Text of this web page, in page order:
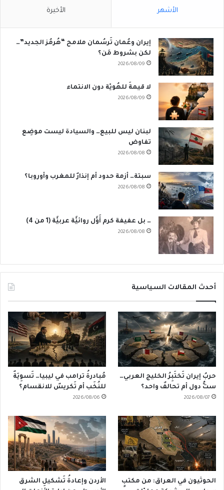
الأشهر الأخيرة
إيران وعُمان تَرسُمان ملامح “هُرمُز الجديد”…
لكن بشروط مَن؟
2026/08/09
لا قيمةَ للهُويّة دون الانتماء
2026/08/09
لبنان ليس للبيع… والسيادة ليست موضِع
تفاوض
2026/08/08
سبتة… أزمة حدود أم إنذارٌ للمغرب وأوروبا؟
2026/08/08
… بل عفيفة كرم أَوَّل روائيَّة عربيَّة (1 من 4)
2026/08/08
أحدث المقالات السياسية
حربُ إيران تَختَبِرُ الخليج العربي…
ستُّ دول أم تحالفٌ واحد؟
2026/08/07
مُبادرةُ ترامب في ليبيا… تَسوِيَةٌ
للنُخَب أم تَكريسٌ للانقسام؟
2026/08/06
الحوثيون في العراق: من مكتبٍ
الأردن وإعادةُ تَشكيلِ الشرق